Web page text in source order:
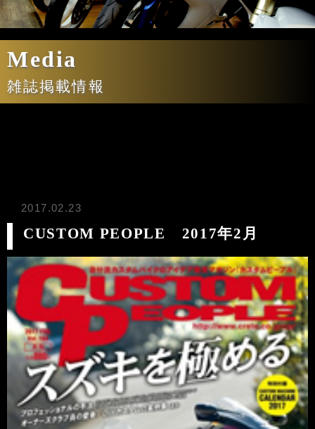
Media
雑誌掲載情報
2017.02.23
CUSTOM PEOPLE 2017年2月